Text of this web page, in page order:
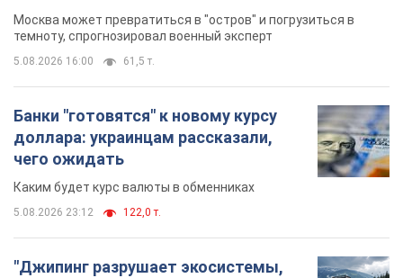
Москва может превратиться в "остров" и погрузиться в
темноту, спрогнозировал военный эксперт
5.08.2026 16:00 61,5 т.
Банки "готовятся" к новому курсу
доллара: украинцам рассказали,
чего ожидать
Каким будет курс валюты в обменниках
5.08.2026 23:12 122,0 т.
"Джипинг разрушает экосистемы,